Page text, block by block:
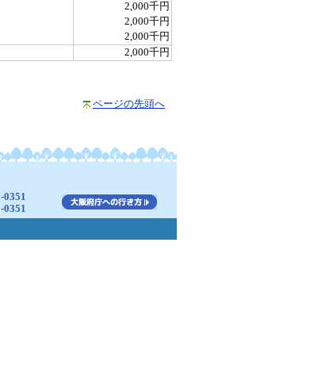
2,000千円
2,000千円
2,000千円
2,000千円
ページの先頭へ
0351
0351